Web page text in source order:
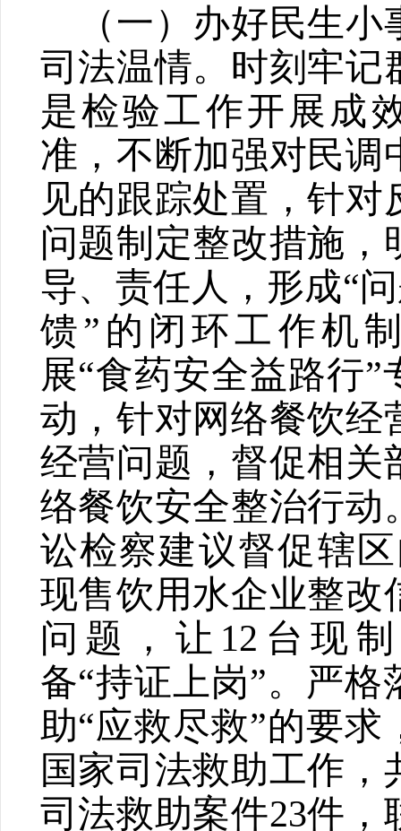
（一）办好民生
司法温情。 时刻牢记
是检验工作开展成
准，不断加强对民调
见的跟踪处置，针对
问题制定整改措施，
导、责任人，形成“
馈” 的闭环工作机
展“食药安全益路行”
动，针对网络餐饮经
经营问题，督促相关
络餐饮安全整治行动
讼检察建议督促辖
现售饮用水企业整改
问题，让 12 台现
备“持证上岗”。严格
助“应救尽救”的要求
国家司法救助工作，
司法救助案件23件，